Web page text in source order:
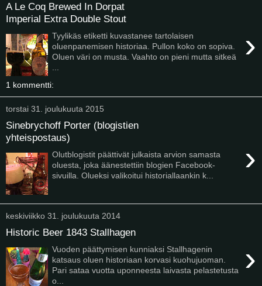
A Le Coq Brewed In Dorpat
Imperial Extra Double Stout
›
Tyylikäs etiketti kuvastanee tartolaisen
oluenpanemisen historiaa. Pullon koko on sopiva.
Oluen väri on musta. Vaahto on pieni mutta sitkeä
1 kommentti:
torstai 31. joulukuuta 2015
Sinebrychoff Porter (blogistien
yhteispostaus)
›
Olutblogistit päättivät julkaista arvion samasta
oluesta, joka äänestettiin blogien Facebook-
sivuilla. Olueksi valikoitui historiallaankin k...
keskiviikko 31. joulukuuta 2014
Historic Beer 1843 Stallhagen
›
Vuoden päättymisen kunniaksi Stallhagenin
katsaus oluen historiaan korvasi kuohujuoman.
Pari sataa vuotta uponneesta laivasta pelastetusta
o...